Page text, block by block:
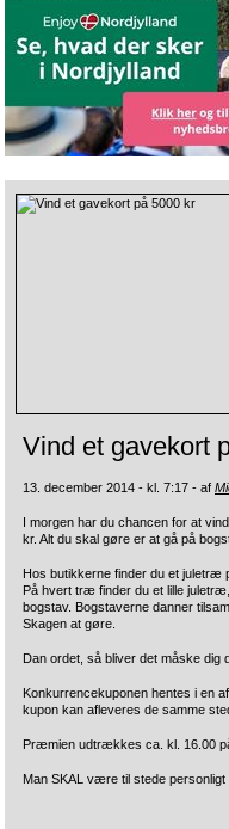
Vind et gavekort
13. december 2014 - kl. 7:17 - af
I morgen har du chancen for at
kr. Alt du skal gøre er at gå på
Hos butikkerne finder du et juletræ
På hvert træ finder du et lille
bogstav. Bogstaverne danner
Skagen at gøre.
Dan ordet, så bliver det måske dig
Konkurrencekuponen hentes i en
kupon kan afleveres de samme
Præmien udtrækkes ca. kl. 16.00
Man SKAL være til stede